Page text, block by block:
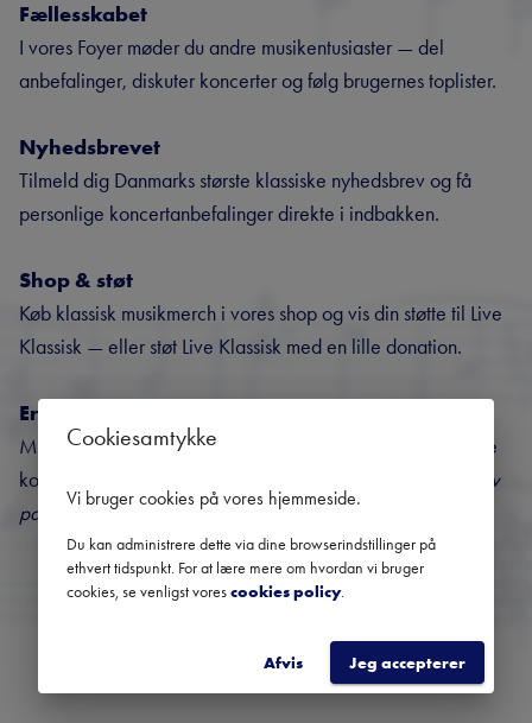
Fællesskabet
I vores Foyer møder du andre musikentusiaster — del
anbefalinger, diskuter koncerter og følg brugernes toplister.
Nyhedsbrevet
Tilmeld dig Danmarks største klassiske nyhedsbrev og få
personlige koncertanbefalinger direkte i indbakken.
Shop & støt
Køb klassisk musikmerch i vores shop og vis din støtte til Live
Klassisk — eller støt Live Klassisk med en lille donation.
Er du arrangør?
Med en gratis Backstage-bruger administrerer du selv dine
koncerter og din profil. Vil du nå flere publikummer? →
Bliv
partner
ANMOD OM EN BACKSTAGE-BRUGER
Cookiesamtykke
Vi bruger cookies på vores hjemmeside.
Du kan administrere dette via dine browserindstillinger på
ethvert tidspunkt. For at lære mere om hvordan vi bruger
cookies, se venligst vorescookies policy.
Afvis Jeg accepterer